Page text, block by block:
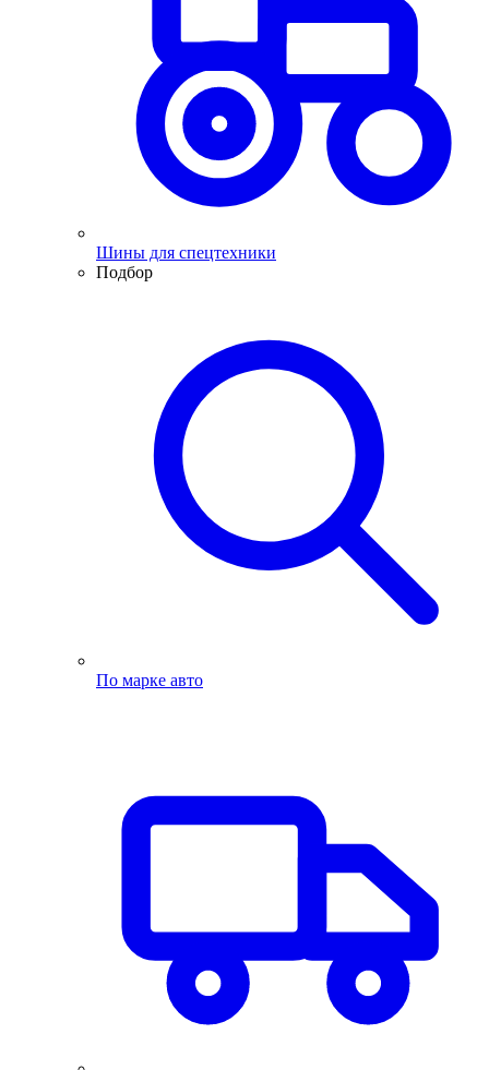
Шины для спецтехники
Подбор
По марке авто